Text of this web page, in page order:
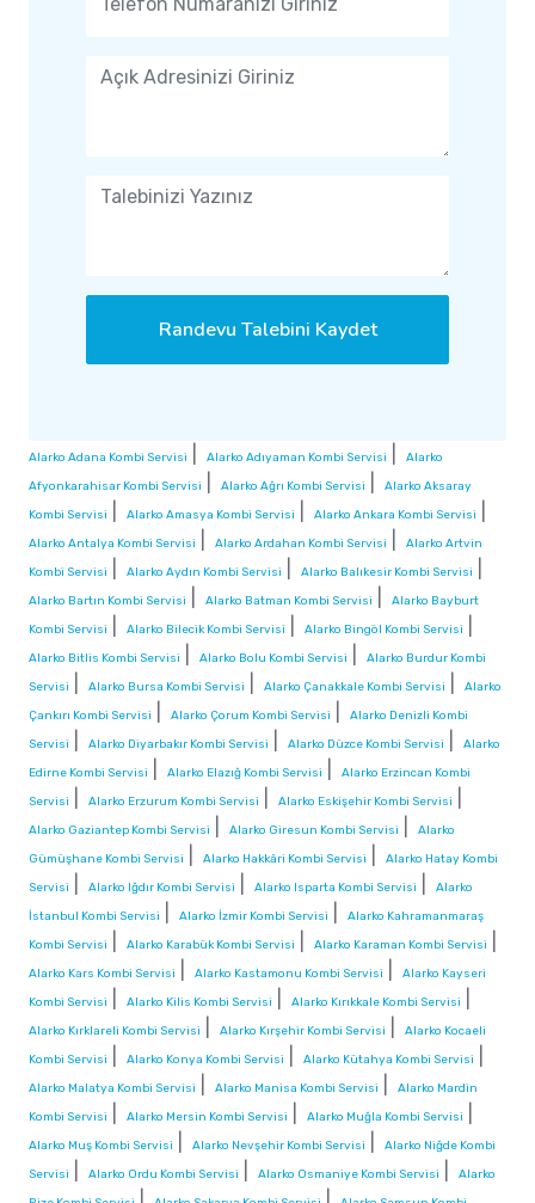
Randevu Talebini Kaydet
Alarko Adana Kombi Servisi Alarko Adıyaman Kombi Servisi
Alarko
Afyonkarahisar Kombi Servisi
Alarko Ağrı Kombi Servisi
Alarko Aksaray
Kombi Servisi
Alarko Amasya Kombi Servisi Alarko Ankara Kombi Servisi
Alarko Antalya Kombi Servisi Alarko Ardahan Kombi Servisi
Alarko Artvin
Kombi Servisi
Alarko Aydın Kombi Servisi Alarko Balıkesir Kombi Servisi
Alarko Bartın Kombi Servisi Alarko Batman Kombi Servisi
Alarko Bayburt
Kombi Servisi
Alarko Bilecik Kombi Servisi Alarko Bingöl Kombi Servisi
Alarko Bitlis Kombi Servisi Alarko Bolu Kombi Servisi
Alarko Burdur Kombi
Servisi
Alarko Bursa Kombi Servisi Alarko Çanakkale Kombi Servisi
Alarko
Çankırı Kombi Servisi
Alarko Çorum Kombi Servisi
Alarko Denizli Kombi
Servisi
Alarko Diyarbakır Kombi Servisi Alarko Düzce Kombi Servisi
Alarko
Edirne Kombi Servisi
Alarko Elazığ Kombi Servisi
Alarko Erzincan Kombi
Servisi
Alarko Erzurum Kombi Servisi Alarko Eskişehir Kombi Servisi
Alarko Gaziantep Kombi Servisi Alarko Giresun Kombi Servisi
Alarko
Gümüşhane Kombi Servisi
Alarko Hakkâri Kombi Servisi
Alarko Hatay Kombi
Servisi
Alarko Iğdır Kombi Servisi Alarko Isparta Kombi Servisi
Alarko
İstanbul Kombi Servisi
Alarko İzmir Kombi Servisi
Alarko Kahramanmaraş
Kombi Servisi
Alarko Karabük Kombi Servisi Alarko Karaman Kombi Servisi
Alarko Kars Kombi Servisi Alarko Kastamonu Kombi Servisi
Alarko Kayseri
Kombi Servisi
Alarko Kilis Kombi Servisi Alarko Kırıkkale Kombi Servisi
Alarko Kırklareli Kombi Servisi Alarko Kırşehir Kombi Servisi
Alarko Kocaeli
Kombi Servisi
Alarko Konya Kombi Servisi Alarko Kütahya Kombi Servisi
Alarko Malatya Kombi Servisi Alarko Manisa Kombi Servisi
Alarko Mardin
Kombi Servisi
Alarko Mersin Kombi Servisi Alarko Muğla Kombi Servisi
Alarko Muş Kombi Servisi Alarko Nevşehir Kombi Servisi
Alarko Niğde Kombi
Servisi
Alarko Ordu Kombi Servisi Alarko Osmaniye Kombi Servisi
Alarko